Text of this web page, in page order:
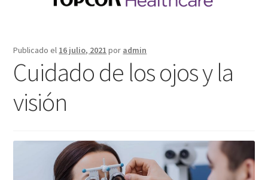
Publicado el 16 julio, 2021 por admin
Cuidado de los ojos y la
visión